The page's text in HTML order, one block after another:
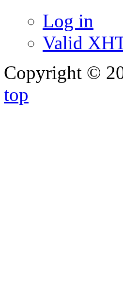
Log in
Valid
Copyright ©
top